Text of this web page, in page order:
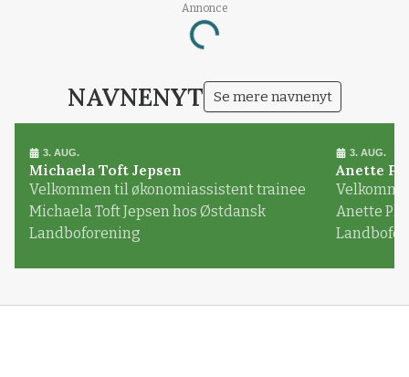
Annonce
Loading...
NAVNENYT Se mere navnenyt
3. AUG.
Michaela Toft Jepsen
Velkommen til økonomiassistent trainee
Michaela Toft Jepsen hos Østdansk
Landboforening
3. AUG.
Anette
Anette